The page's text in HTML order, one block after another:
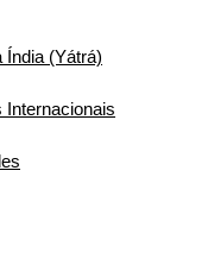
Índia (Yátrá)
Internacionais